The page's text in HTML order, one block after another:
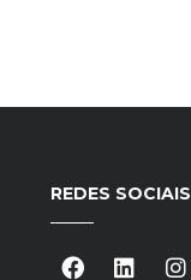
REDES SOCIAIS